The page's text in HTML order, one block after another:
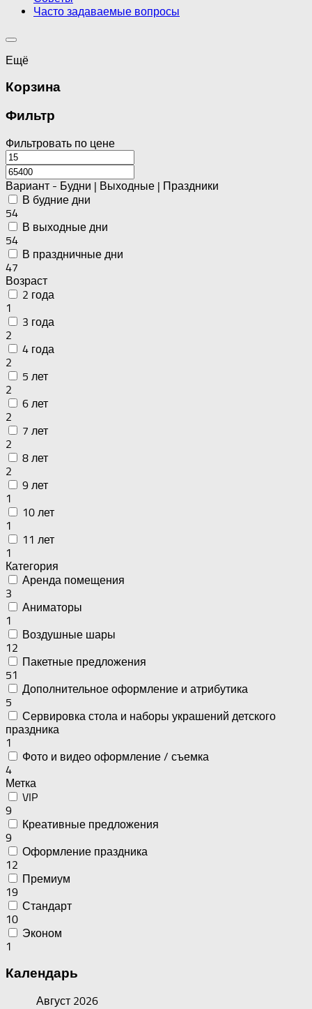
Часто задаваемые вопросы
Ещё
Корзина
Фильтр
Фильтровать по цене
Вариант - Будни | Выходные | Праздники
В будние дни
54
В выходные дни
54
В праздничные дни
47
Возраст
2 года
1
3 года
2
4 года
2
5 лет
2
6 лет
2
7 лет
2
8 лет
2
9 лет
1
10 лет
1
11 лет
1
Категория
Аренда помещения
3
Аниматоры
1
Воздушные шары
12
Пакетные предложения
51
Дополнительное оформление и атрибутика
5
Сервировка стола и наборы украшений детского
праздника
1
Фото и видео оформление / съемка
4
Метка
VIP
9
Креативные предложения
9
Оформление праздника
12
Премиум
19
Стандарт
10
Эконом
1
Календарь
Август 2026